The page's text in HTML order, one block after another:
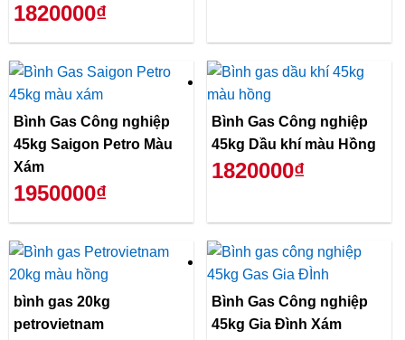
1820000₫
Bình Gas Công nghiệp
45kg Saigon Petro Màu
Xám
1950000₫
Bình Gas Công nghiệp
45kg Dầu khí màu Hồng
1820000₫
bình gas 20kg
petrovietnam
Bình Gas Công nghiệp
45kg Gia Đình Xám